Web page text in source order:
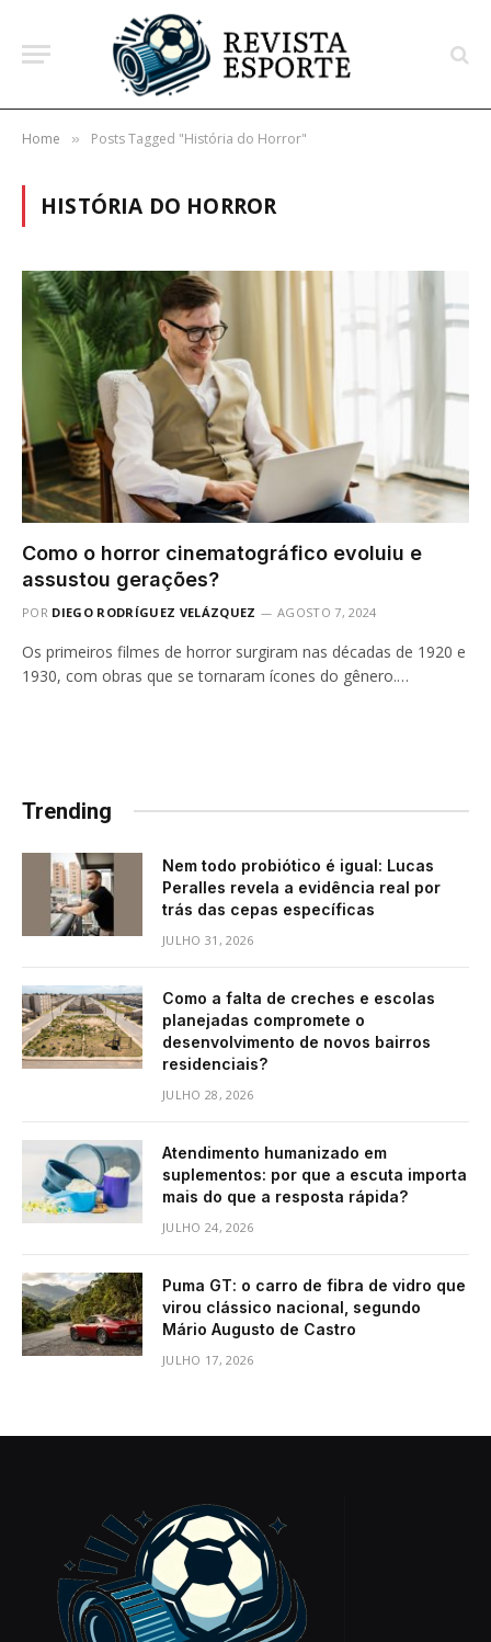
Home » Posts Tagged "História do Horror"
HISTÓRIA DO HORROR
Como o horror cinematográfico evoluiu e
assustou gerações?
POR DIEGO RODRÍGUEZ VELÁZQUEZ AGOSTO 7, 2024
Os primeiros filmes de horror surgiram nas décadas de 1920 e
1930, com obras que se tornaram ícones do gênero.…
Trending
Nem todo probiótico é igual: Lucas
Peralles revela a evidência real por
trás das cepas específicas
JULHO 31, 2026
Como a falta de creches e escolas
planejadas compromete o
desenvolvimento de novos bairros
residenciais?
JULHO 28, 2026
Atendimento humanizado em
suplementos: por que a escuta importa
mais do que a resposta rápida?
JULHO 24, 2026
Puma GT: o carro de fibra de vidro que
virou clássico nacional, segundo
Mário Augusto de Castro
JULHO 17, 2026